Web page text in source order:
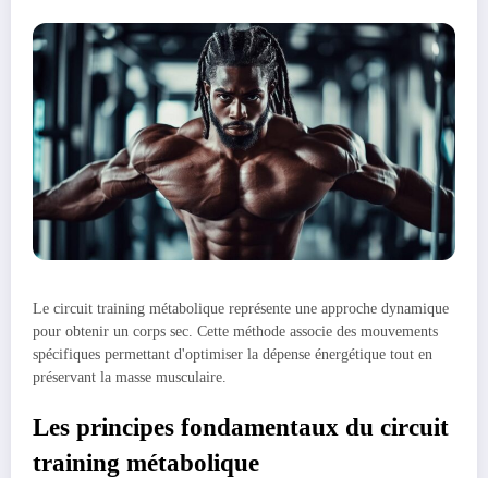
Le circuit training métabolique représente une approche dynamique
pour obtenir un corps sec. Cette méthode associe des mouvements
spécifiques permettant d'optimiser la dépense énergétique tout en
préservant la masse musculaire.
Les principes fondamentaux du circuit
training métabolique